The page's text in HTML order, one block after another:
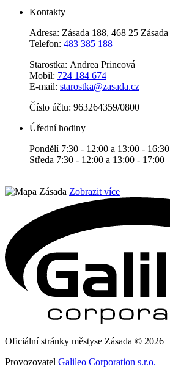
Kontakty
Adresa: Zásada 188, 468 25 Zásada
Telefon: 483 385 188
Starostka: Andrea Princová
Mobil: 724 184 674
E-mail: starostka@zasada.cz
Číslo účtu: 963264359/0800
Úřední hodiny
Pondělí 7:30 - 12:00 a 13:00 - 16:30
Středa 7:30 - 12:00 a 13:00 - 17:00
Zobrazit více
Oficiální stránky městyse Zásada © 2026
Provozovatel Galileo Corporation s.r.o.